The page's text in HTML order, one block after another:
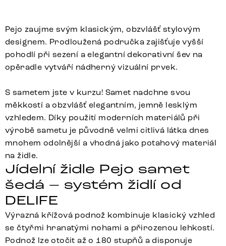
Pejo zaujme svým klasickým, obzvlášť stylovým
designem. Prodloužená područka zajišťuje vyšší
pohodlí při sezení a elegantní dekorativní šev na
opěradle vytváří nádherný vizuální prvek.
S sametem jste v kurzu! Samet nadchne svou
měkkostí a obzvlášť elegantním, jemně lesklým
vzhledem. Díky použití moderních materiálů při
výrobě sametu je původně velmi citlivá látka dnes
mnohem odolnější a vhodná jako potahový materiál
na židle.
Jídelní židle Pejo samet
šedá – systém židlí od
DELIFE
Výrazná křížová podnož kombinuje klasický vzhled
se čtyřmi hranatými nohami a přirozenou lehkostí.
Podnož lze otočit až o 180 stupňů a disponuje